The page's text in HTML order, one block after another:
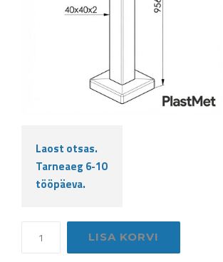
Laost otsas.
Tarneaeg 6-10
tööpäeva.
LISA KORVI